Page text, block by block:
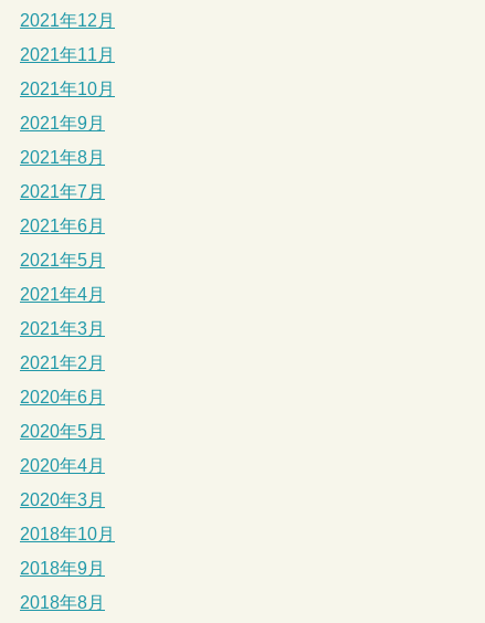
2021年12月
2021年11月
2021年10月
2021年9月
2021年8月
2021年7月
2021年6月
2021年5月
2021年4月
2021年3月
2021年2月
2020年6月
2020年5月
2020年4月
2020年3月
2018年10月
2018年9月
2018年8月